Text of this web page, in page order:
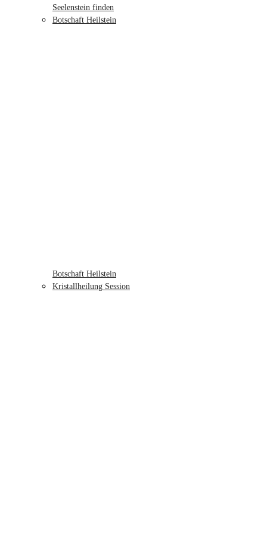
Seelenstein finden
Botschaft Heilstein
Botschaft Heilstein
Kristallheilung Session